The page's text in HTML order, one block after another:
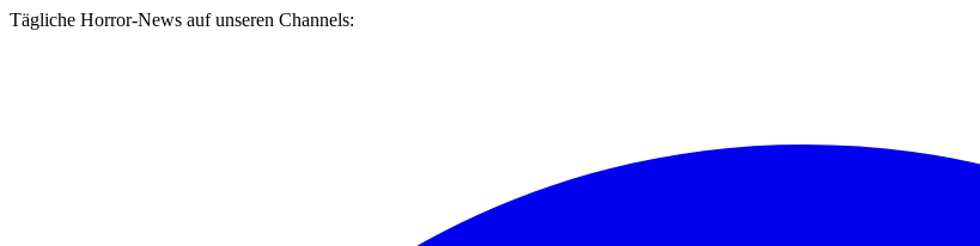
Tägliche Horror-News auf unseren Channels: